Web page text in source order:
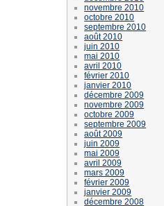
novembre 2010
octobre 2010
septembre 2010
août 2010
juin 2010
mai 2010
avril 2010
février 2010
janvier 2010
décembre 2009
novembre 2009
octobre 2009
septembre 2009
août 2009
juin 2009
mai 2009
avril 2009
mars 2009
février 2009
janvier 2009
décembre 2008